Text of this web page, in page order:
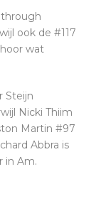
through
ook de #117
wat
Steijn
Nicki Thiim
Martin #97
Abbra is
in Am.